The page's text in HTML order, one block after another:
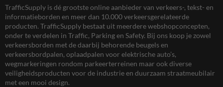
TrafficSupply is dé grootste online aanbieder van verkeers-, tekst- en
informatieborden en meer dan 10.000 verkeersgerelateerde
producten. TrafficSupply bestaat uit meerdere webshopconcepten,
onder te verdelen in Traffic, Parking en Safety. Bij ons koop je zowel
verkeersborden met de daarbij behorende beugels en
verkeersbordpalen, oplaadpalen voor elektrische auto’s,
wegmarkeringen rondom parkeerterreinen maar ook diverse
veiligheidsproducten voor de industrie en duurzaam straatmeubilair
met een mooi design.